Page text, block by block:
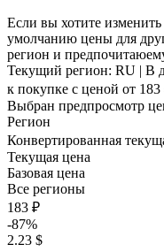
Если вы хотите
умолчанию цены для
регион и
Текущий регион: RU | В
к покупке с ценой от 183
Выбран предпросмотр
Регион
Конвертированная
Текущая цена
Базовая цена
Все регионы
183 ₽
-87%
2.23 $